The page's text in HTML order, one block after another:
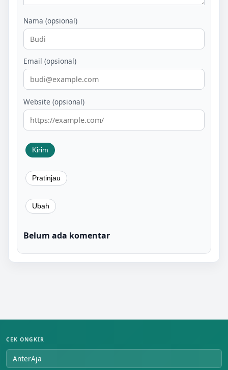
Nama (opsional)
Email (opsional)
Website (opsional)
Belum ada komentar
CEK ONGKIR
AnterAja